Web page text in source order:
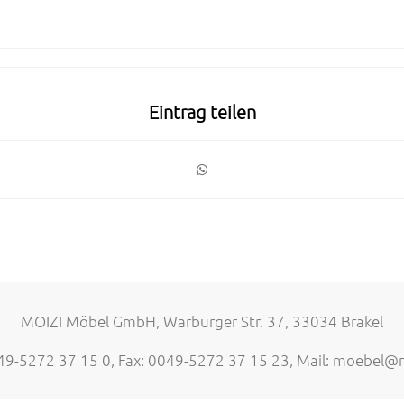
Eintrag teilen
MOIZI Möbel GmbH, Warburger Str. 37, 33034 Brakel
5272 37 15 0, Fax: 0049-5272 37 15 23, Mail: